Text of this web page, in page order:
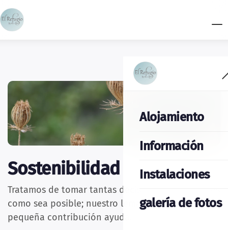
Alojamiento
Información
Instalaciones
galería de fotos
Sostenibilidad
Tratamos de tomar tantas decisiones sustentables
como sea posible; nuestro lema es que cada
pequeña contribución ayuda.